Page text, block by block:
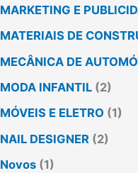
MARKETING E
MATERIAIS DE
MECÂNICA DE
MODA INFANTIL (2)
MÓVEIS E ELETRO (1)
NAIL DESIGNER (2)
Novos (1)